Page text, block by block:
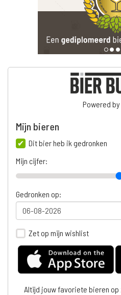
Powered
Mijn bieren
Dit bier heb ik gedronken
Mijn cijfer:
Gedronken op:
Zet op mijn wishlist
Altijd jouw favoriete bieren op